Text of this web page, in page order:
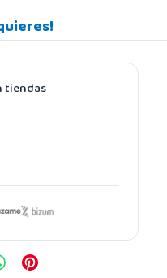
tiendas